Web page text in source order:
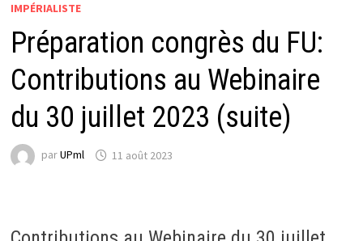
IMPÉRIALISTE
Préparation congrès du FU:
Contributions au Webinaire
du 30 juillet 2023 (suite)
parUPml 11 août 2023